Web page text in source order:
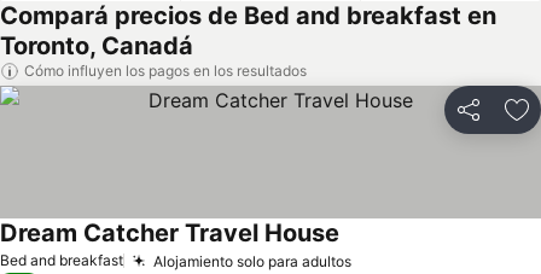
Compará precios de Bed and breakfast en
Toronto, Canadá
Cómo influyen los pagos en los resultados
Compartir
Bed and breakfast Alojamiento solo para adultos
Dream Catcher Travel House